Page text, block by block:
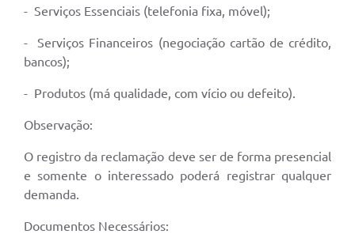
- Serviços Essenciais (telefonia fixa, móvel);
- Serviços Financeiros (negociação cartão de crédito,
bancos);
- Produtos (má qualidade, com vício ou defeito).
Observação:
O registro da reclamação deve ser de forma presencial
e somente o interessado poderá registrar qualquer
demanda.
Documentos Necessários: